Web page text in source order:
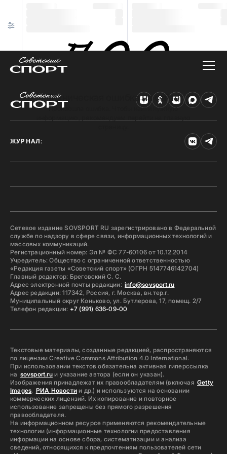
Техническая ошибка на сайте
Произошла ошибка. Чтобы найти нужную
ЖУРНАЛ:
Сетевое издание SOVSPORT RU зарегистрировано в Федеральной
службе по надзору в сфере связи, информационных технологий и
массовых коммуникаций.
Регистрационный номер: Эл № ФС 77-60106 от 10.12.2014
Учредитель: Общество с ограниченной ответственностью
«Редакция газеты «Советский спорт» (ОГРН 5147746142704)
Главный редактор: Бреговский С. С.
Адрес электронной почты редакции: info@sovsport.ru
Адрес редакции: 117342, Россия, г. Москва, вн.тер.г.
Муниципальный округ Коньково, ул. Бутлерова, 17, помещ. 2/7
Телефон редакции: +7 (991) 636-09-00
Текстовые материалы, созданные редакцией, распространяются
по лицензии Creative Commons Attribution 4.0 International.
При использовании текстов обязательна активная гиперссылка
на sovsport.ruи указание автора (если он указан).
Изображения принадлежат их правообладателям (включая Getty
Images, РИА Новостии др.) и используются на основании
коммерческих лицензий. Их копирование и повторное
использование запрещены без прямого разрешения
правообладателя.
На информационном ресурсе применяются рекомендательные
технологии (информационные технологии предоставления
информации на основе сбора, систематизации и анализа
сведений, относящихся к предпочтениям пользователей сети